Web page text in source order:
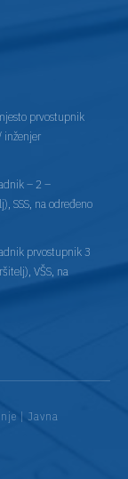
prvostupnik
inženjer
– 2 –
SSS, na određeno
prvostupnik 3
VŠS, na
| Javna